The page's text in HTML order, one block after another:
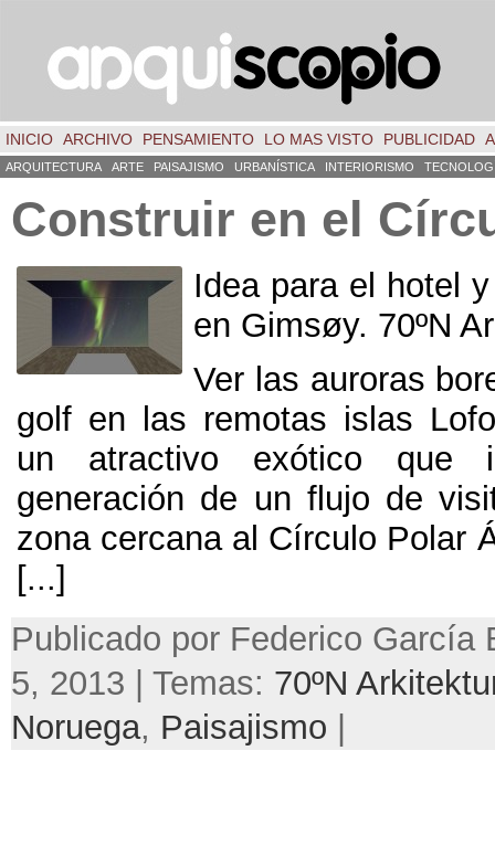
INICIO ARCHIVO PENSAMIENTO LO MAS VISTO PUBLICIDAD
ARQUITECTURA ARTE PAISAJISMO URBANÍSTICA INTERIORISMO
Construir en el
Idea para el hotel
en Gimsøy. 70ºN
Ver las auroras
golf en las remotas islas
un atractivo exótico que
generación de un flujo de
zona cercana al Círculo Polar
[...]
Publicado por Federico García
5, 2013 | Temas: 70ºN
Noruega, Paisajismo